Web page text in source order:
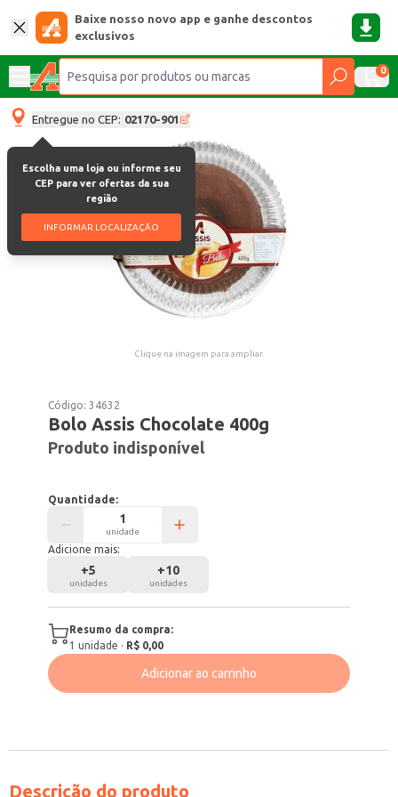
Baixe nosso novo app e ganhe descontos
exclusivos
0
Entregue no CEP: 02170-901
Escolha uma loja ou informe seu
CEP para ver ofertas da sua
região
INFORMAR LOCALIZAÇÃO
Clique na imagem para ampliar.
Código:34632
Bolo Assis Chocolate 400g
Produto indisponível
Quantidade:
unidade
Adicione mais:
+5
unidades
+10
unidades
Resumo da compra:
1 unidade · R$ 0,00
Adicionar ao carrinho
Descrição do produto